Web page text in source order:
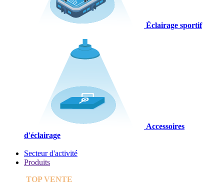
Éclairage sportif
Accessoires
d'éclairage
Secteur d'activité
Produits
TOP VENTE​